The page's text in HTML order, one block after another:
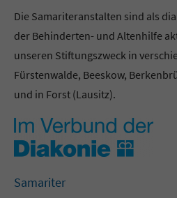
Die Samariteranstalten sind als
der Behinderten- und Altenhilfe
unseren Stiftungszweck in
Fürstenwalde, Beeskow,
und in Forst (Lausitz).
Samariter